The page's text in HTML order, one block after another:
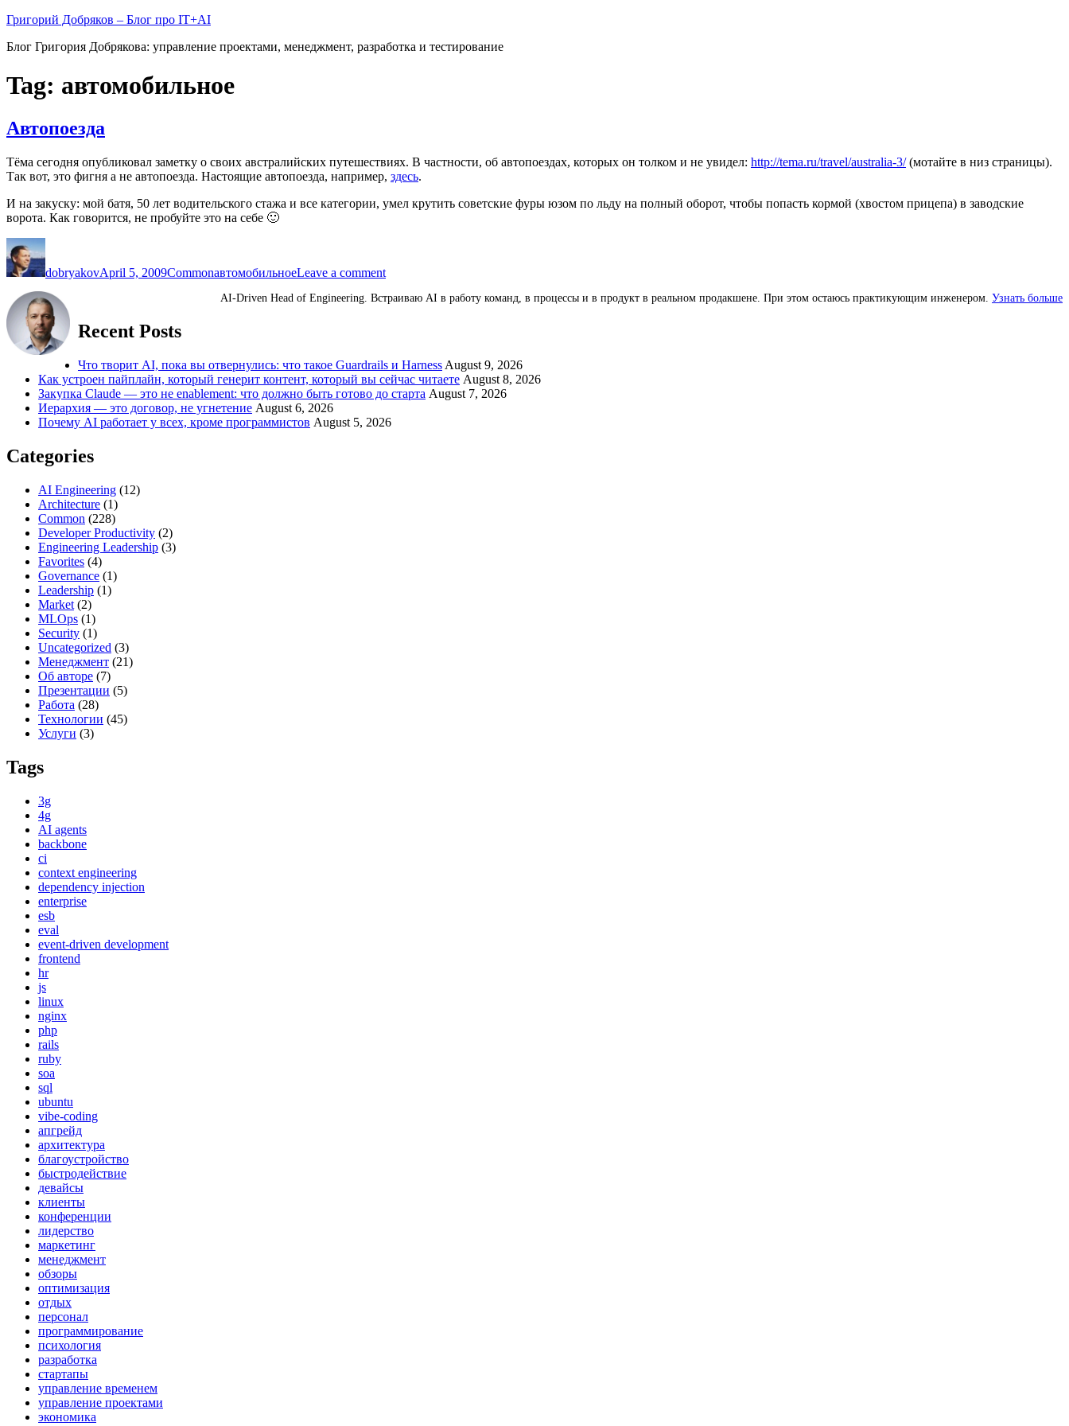
Skip
content
Григорий Добряков – Блог про IT+AI
Блог Григория Добрякова: управление проектами, менеджмент, разработка и тестирование
Tag: автомобильное
Автопоезда
Тёма сегодня опубликовал заметку о своих австралийских путешествиях. В частности, об автопоездах, которых он толком и не увидел: http://tema.ru/travel/australia-3/(мотайте в низ страницы).
Так вот, это фигня а не автопоезда. Настоящие автопоезда, например, здесь.
И на закуску: мой батя, 50 лет водительского стажа и все категории, умел крутить советские фуры юзом по льду на полный оборот, чтобы попасть кормой (хвостом прицепа) в заводские
ворота. Как говорится, не пробуйте это на себе 🙂
Author
dobryakovApril 5, 2009CommonавтомобильноеLeave a comment
AI-Driven Head of Engineering. Встраиваю AI в работу команд, в процессы и в продукт в реальном продакшене. При этом остаюсь практикующим инженером. Узнать больше
Recent Posts
Что творит AI, пока вы отвернулись: что такое Guardrails и Harness August 9, 2026
Как устроен пайплайн, который генерит контент, который вы сейчас читаете August 8, 2026
Закупка Claude — это не enablement: что должно быть готово до старта August 7, 2026
Иерархия — это договор, не угнетение August 6, 2026
Почему AI работает у всех, кроме программистов August 5, 2026
Categories
AI Engineering (12)
Architecture (1)
Common (228)
Developer Productivity (2)
Engineering Leadership (3)
Favorites (4)
Governance (1)
Leadership (1)
Market (2)
MLOps (1)
Security (1)
Uncategorized (3)
Менеджмент (21)
Об авторе (7)
Презентации (5)
Работа (28)
Технологии (45)
Услуги (3)
Tags
3g
4g
AI agents
backbone
ci
context engineering
dependency injection
enterprise
esb
eval
event-driven development
frontend
hr
js
linux
nginx
php
rails
ruby
soa
sql
ubuntu
vibe-coding
апгрейд
архитектура
благоустройство
быстродействие
девайсы
клиенты
конференции
лидерство
маркетинг
менеджмент
обзоры
оптимизация
отдых
персонал
программирование
психология
разработка
стартапы
управление временем
управление проектами
экономика